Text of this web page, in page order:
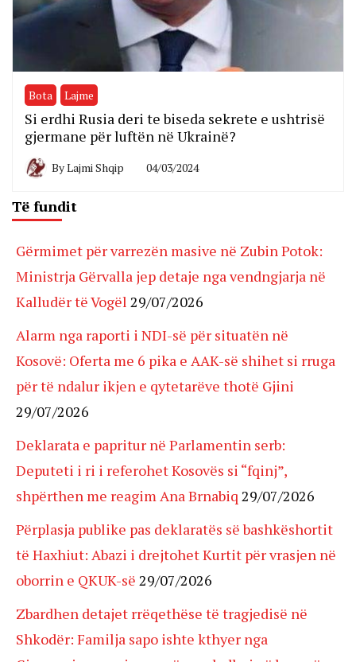
Bota Lajme
Si erdhi Rusia deri te biseda sekrete e ushtrisë
gjermane për luftën në Ukrainë?
ByLajmi Shqip 04/03/2024
Të fundit
Gërmimet për varrezën masive në Zubin Potok:
Ministrja Gërvalla jep detaje nga vendngjarja në
Kalludër të Vogël 29/07/2026
Alarm nga raporti i NDI-së për situatën në
Kosovë: Oferta me 6 pika e AAK-së shihet si rruga
për të ndalur ikjen e qytetarëve thotë Gjini
29/07/2026
Deklarata e papritur në Parlamentin serb:
Deputeti i ri i referohet Kosovës si “fqinj”,
shpërthen me reagim Ana Brnabiq 29/07/2026
Përplasja publike pas deklaratës së bashkëshortit
të Haxhiut: Abazi i drejtohet Kurtit për vrasjen në
oborrin e QKUK-së 29/07/2026
Zbardhen detajet rrëqethëse të tragjedisë në
Shkodër: Familja sapo ishte kthyer nga